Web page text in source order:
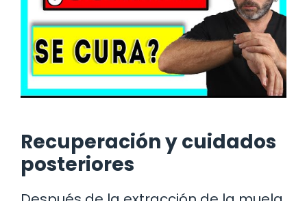
Recuperación y cuidados
posteriores